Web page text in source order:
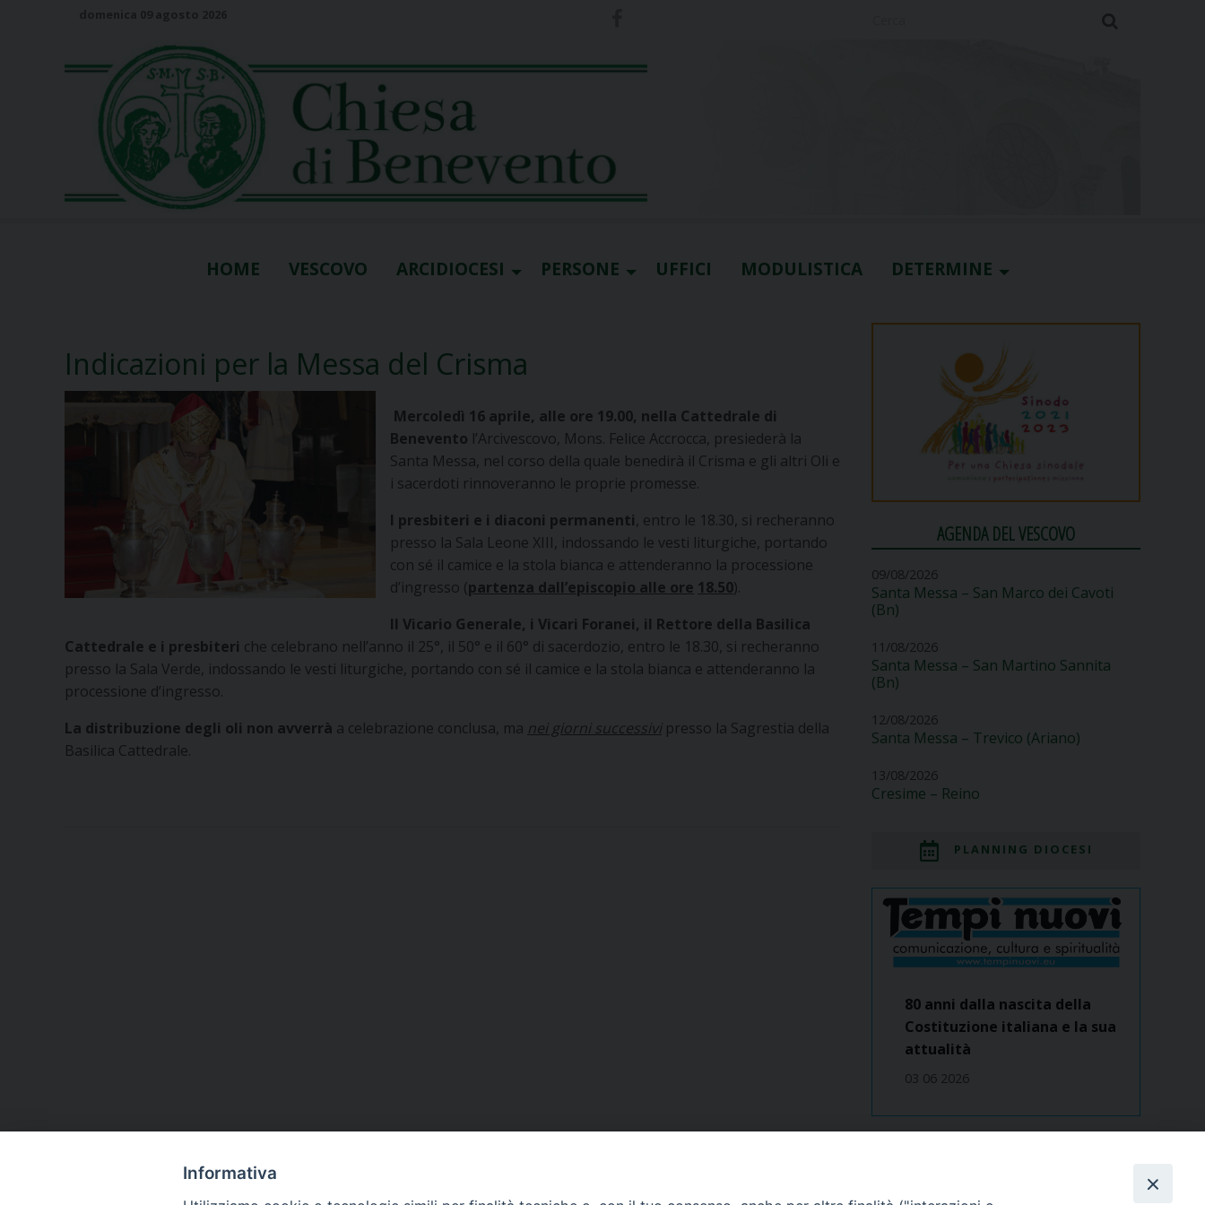
HOME VESCOVO ARCIDIOCESI PERSONE UFFICI MODULISTICA DETERMINE
Indicazioni per la Messa del Crisma
Mercoledì 16 aprile, alle ore 19.00, nella Cattedrale di
Benevento l’Arcivescovo, Mons. Felice Accrocca, presiederà la
Santa Messa, nel corso della quale benedirà il Crisma e gli altri Oli e
i sacerdoti rinnoveranno le proprie promesse.
I presbiteri e i diaconi permanenti, entro le 18.30, si recheranno
presso la Sala Leone XIII, indossando le vesti liturgiche, portando
con sé il camice e la stola bianca e attenderanno la processione
d’ingresso (partenza dall’episcopio alle ore 18.50).
Il Vicario Generale, i Vicari Foranei, il Rettore della Basilica
Cattedrale e i presbiteri che celebrano nell’anno il 25°, il 50° e il 60° di sacerdozio, entro le 18.30, si recheranno
presso la Sala Verde, indossando le vesti liturgiche, portando con sé il camice e la stola bianca e attenderanno la
processione d’ingresso.
La distribuzione degli oli non avverrà a celebrazione conclusa, ma nei giorni successivipresso la Sagrestia della
Basilica Cattedrale.
AGENDA DEL VESCOVO
09/08/2026
Santa Messa – San Marco dei Cavoti
(Bn)
11/08/2026
Santa Messa – San Martino Sannita
(Bn)
12/08/2026
Santa Messa – Trevico (Ariano)
13/08/2026
Cresime – Reino
PLANNING DIOCESI
80 anni dalla nascita della
Costituzione italiana e la sua
attualità
03 06 2026
Informativa